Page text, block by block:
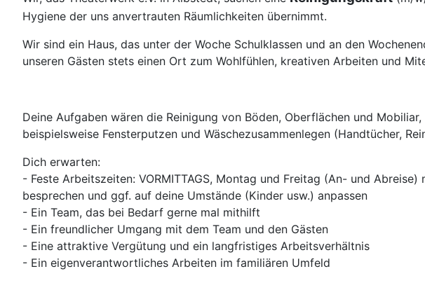
Hygiene der uns anvertrauten Räumlichkeiten übernimmt.
Wir sind ein Haus, das unter der Woche Schulklassen und an den
unseren Gästen stets einen Ort zum Wohlfühlen, kreativen Arbeiten und
Deine Aufgaben wären die Reinigung von Böden, Oberflächen und
beispielsweise Fensterputzen und Wäschezusammenlegen (Handtücher,
Dich erwarten:
- Feste Arbeitszeiten: VORMITTAGS, Montag und Freitag (An- und
besprechen und ggf. auf deine Umstände (Kinder usw.) anpassen
- Ein Team, das bei Bedarf gerne mal mithilft
- Ein freundlicher Umgang mit dem Team und den Gästen
- Eine attraktive Vergütung und ein langfristiges Arbeitsverhältnis
- Ein eigenverantwortliches Arbeiten im familiären Umfeld